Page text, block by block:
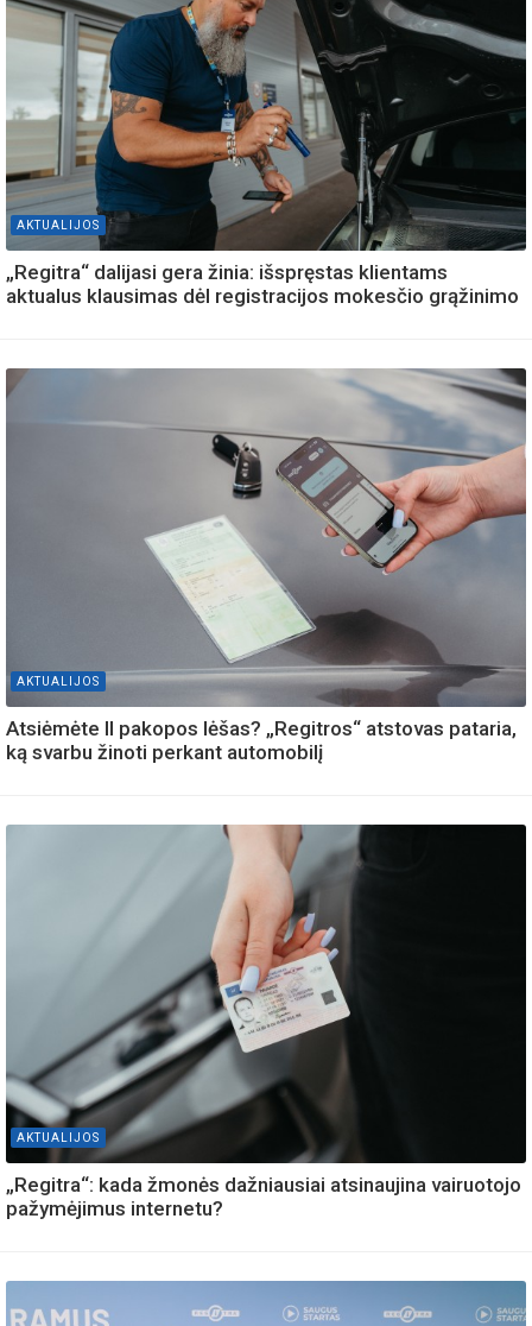
AKTUALIJOS
„Regitra“ dalijasi gera žinia: išspręstas klientams
aktualus klausimas dėl registracijos mokesčio grąžinimo
AKTUALIJOS
Atsiėmėte II pakopos lėšas? „Regitros“ atstovas pataria,
ką svarbu žinoti perkant automobilį
AKTUALIJOS
„Regitra“: kada žmonės dažniausiai atsinaujina vairuotojo
pažymėjimus internetu?